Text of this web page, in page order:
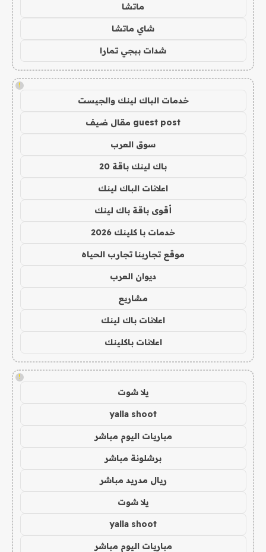
ماتشا
شاي ماتشا
شدات ببجي تمارا
!
خدمات الباك لينك والجيست
guest post مقال ضيف
سوق العرب
باك لينك باقة 20
اعلانات الباك لينك
أقوى باقة باك لينك
خدمات با كلينك 2026
موقع تجاربنا تجارب الحياه
ديوان العرب
مشاريع
اعلانات باك لينك
اعلانات باكلينك
!
يلا شوت
yalla shoot
مباريات اليوم مباشر
برشلونة مباشر
ريال مدريد مباشر
يلا شوت
yalla shoot
مباريات اليوم مباشر